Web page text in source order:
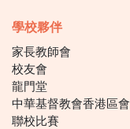
學校夥伴
家長教師會
校友會
龍門堂
中華基督教會香港區會
聯校比賽